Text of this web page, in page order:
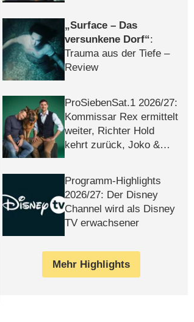
Surface – Das
versunkene Dorf :
Trauma aus der Tiefe –
Review
ProSiebenSat.1 2026/​27:
Kommissar Rex ermittelt
weiter, Richter Hold
kehrt zurück, Joko &
Programm-Highlights
2026/​27: Der Disney
Channel wird als Disney
TV erwachsener
Mehr Highlights